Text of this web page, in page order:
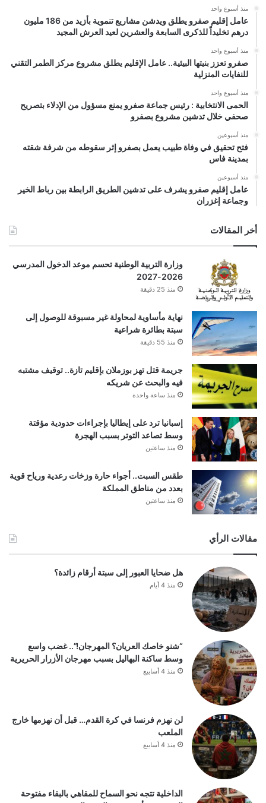
منذ أسبوع واحد
عامل إقليم صفرو يطلق ويدشن مشاريع تنموية بأزيد من 186 مليون
درهم تخليداً للذكرى السابعة والعشرين لعيد العرش المجيد
منذ أسبوع واحد
صفرو تعزز بنيتها البيئية.. عامل الإقليم يطلق مشروع مركز الطمر التقني
للنفايات المنزلية
منذ أسبوع واحد
الحمى الانتخابية : رئيس جماعة صفرو يمنع مسؤول من الإدلاء بتصريح
صحفي خلال تدشين مشروع بصفرو
منذ أسبوعين
فتح تحقيق في وفاة طبيب يعمل بصفرو إثر سقوطه من شرفة شقته
بمدينة فاس
منذ أسبوعين
عامل إقليم صفرو يشرف على تدشين الطريق الرابطة بين رباط الخير
وجماعة إغزران
أخر المقالات
وزارة التربية الوطنية تحسم موعد الدخول المدرسي
2026-2027
منذ 25 دقيقة
نهاية مأساوية لمحاولة غير مسبوقة للوصول إلى
سبتة بطائرة شراعية
منذ 55 دقيقة
جريمة قتل تهز بوزملان بإقليم تازة.. توقيف مشتبه
فيه والبحث عن شريكه
منذ ساعة واحدة
إسبانيا ترد على إيطاليا بإجراءات حدودية مؤقتة
وسط تصاعد التوتر بسبب الهجرة
منذ ساعتين
طقس السبت.. أجواء حارة وزخات رعدية ورياح قوية
بعدد من مناطق المملكة
منذ ساعتين
مقالات الرأي
هل ضحايا العبور إلى سبتة أرقام زائدة؟
منذ 4 أيام
“شنو خاصك العريان؟ المهرجان!”.. غضب واسع
وسط ساكنة البهاليل بسبب مهرجان الأزرار الحريرية
منذ 4 أسابيع
لن نهزم فرنسا في كرة القدم… قبل أن نهزمها خارج
الملعب
منذ 4 أسابيع
الداخلية تتجه نحو السماح للمقاهي بالبقاء مفتوحة